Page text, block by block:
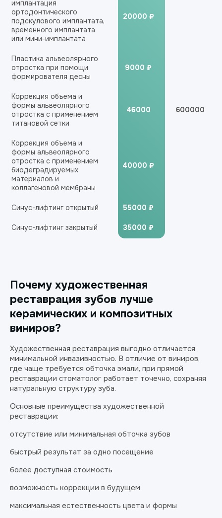
имплантация
ортодонтического
подскулового имплантата,
временного имплантата
или мини-имплантата
20000 ₽
Пластика альвеолярного
отростка при помощи
формирователя десны
9000 ₽
Коррекция объема и
формы альвеолярного
отростка с применением
титановой сетки
46000 600000
Коррекция объема и
формы альвеолярного
отростка с применением
биодеградируемых
материалов и
коллагеновой мембраны
40000 ₽
Синус-лифтинг открытый 55000 ₽
Синус-лифтинг закрытый 35000 ₽
Почему художественная
реставрация зубов лучше
керамических и композитных
виниров?
Художественная реставрация выгодно отличается
минимальной инвазивностью. В отличие от виниров,
где чаще требуется обточка эмали, при прямой
реставрации стоматолог работает точечно, сохраняя
натуральную структуру зуба.
Основные преимущества художественной
реставрации:
отсутствие или минимальная обточка зубов
быстрый результат за одно посещение
более доступная стоимость
возможность коррекции в будущем
максимальная естественность цвета и формы